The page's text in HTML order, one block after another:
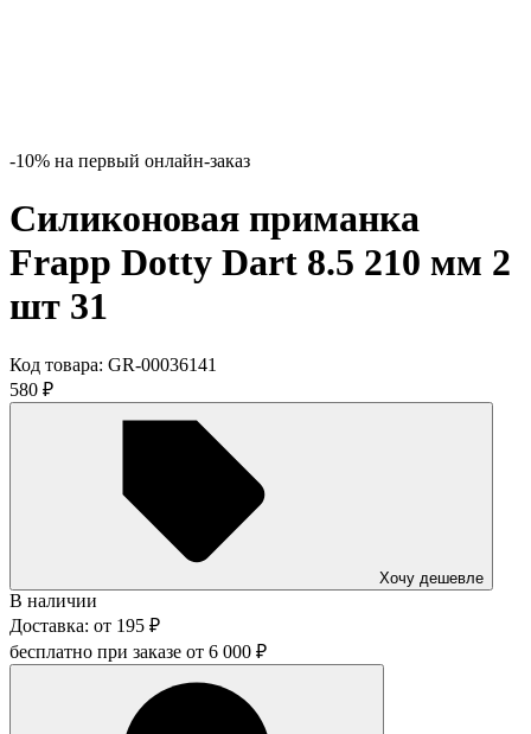
-10% на первый онлайн-заказ
Силиконовая приманка
Frapp Dotty Dart 8.5 210 мм 2
шт 31
Код товара: GR-00036141
580 ₽
Хочу дешевле
В наличии
Доставка: от 195 ₽
бесплатно при заказе от 6 000 ₽